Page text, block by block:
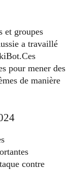
et groupes
a travaillé
pour mener des
de manière
contre